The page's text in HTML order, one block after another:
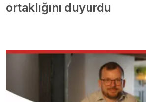
ortaklığını duyurdu